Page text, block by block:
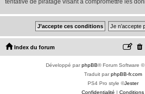
tentative de piratage visant à compromettre les
Index du forum
Développé parphpBB® Forum Software
Traduit parphpBB-fr.com
PS4 Pro style ©Jester
Confidentialité | Conditions